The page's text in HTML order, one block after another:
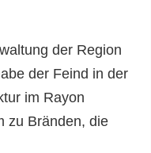
der Region
der Feind in der
im Rayon
zu Bränden, die